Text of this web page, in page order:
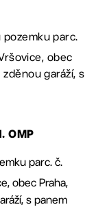
parc.
obec
garáží, s
OMP
parc. č.
obec Praha,
s panem